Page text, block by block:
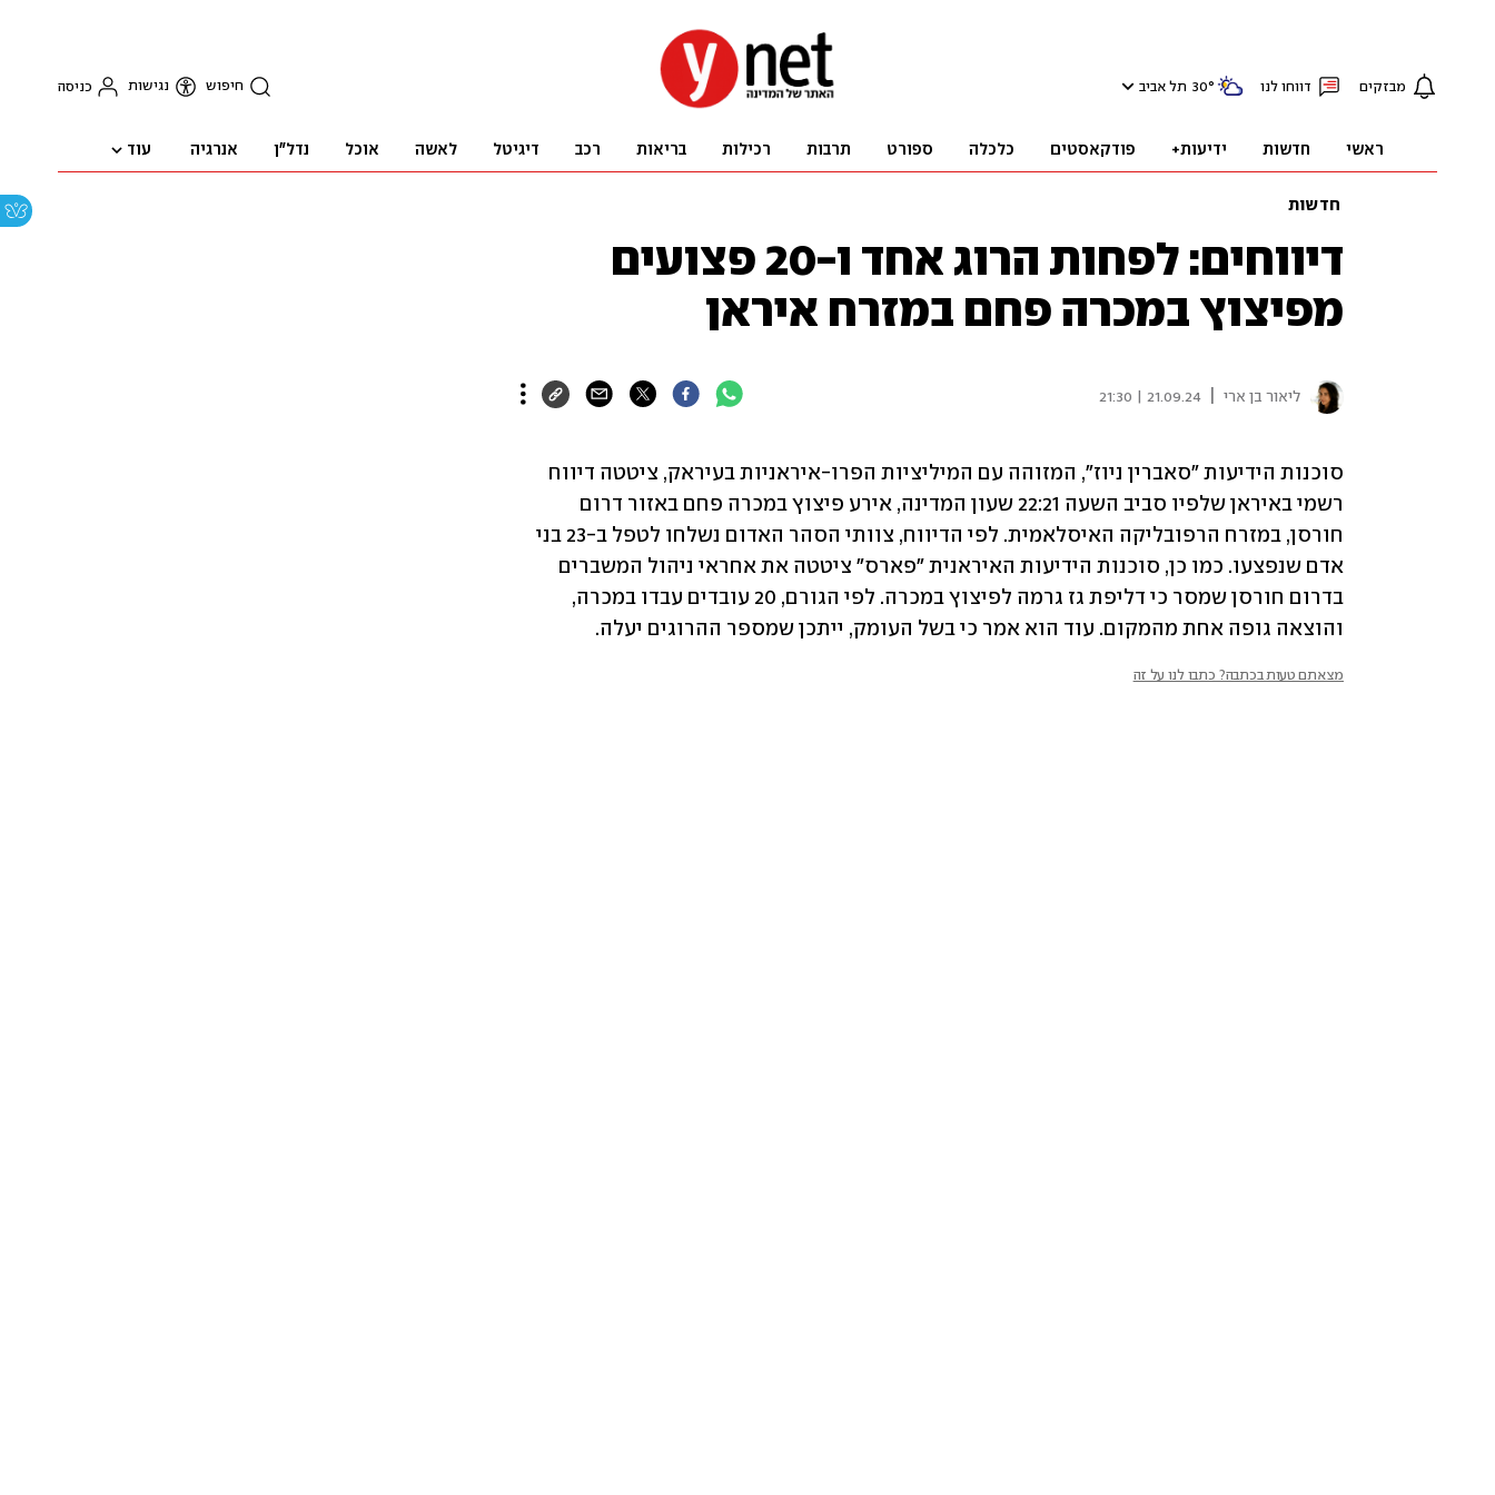
מבזקים דווחו לנו 30° תל אביב חיפוש נגישות כניסה
ראשי חדשות ידיעות+ פודקאסטים כלכלה ספורט תרבות רכילות בריאות רכב דיגיטל לאשה אוכל נדל"ן אנרגיה עוד
חדשות
דיווחים: לפחות הרוג אחד ו-20 פצועים
מפיצוץ במכרה פחם במזרח איראן
ליאור בן ארי 21.09.24 | 21:30
והוצאה גופה אחת מהמקום. עוד הוא אמר כי בשל העומק, ייתכן שמספר ההרוגים יעלה.
מצאתם טעות בכתבה? כתבו לנו על זה